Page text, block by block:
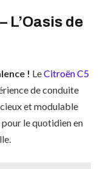
L’Oasis de
! LeCitroën C5
de conduite
et modulable
pour le quotidien en